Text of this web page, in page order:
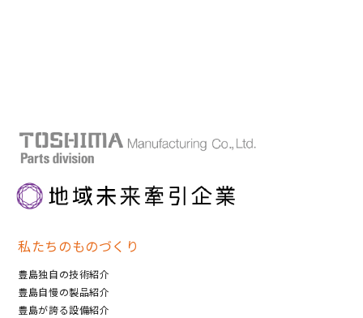
私たちのものづくり
豊島独自の技術紹介
豊島自慢の製品紹介
豊島が誇る設備紹介